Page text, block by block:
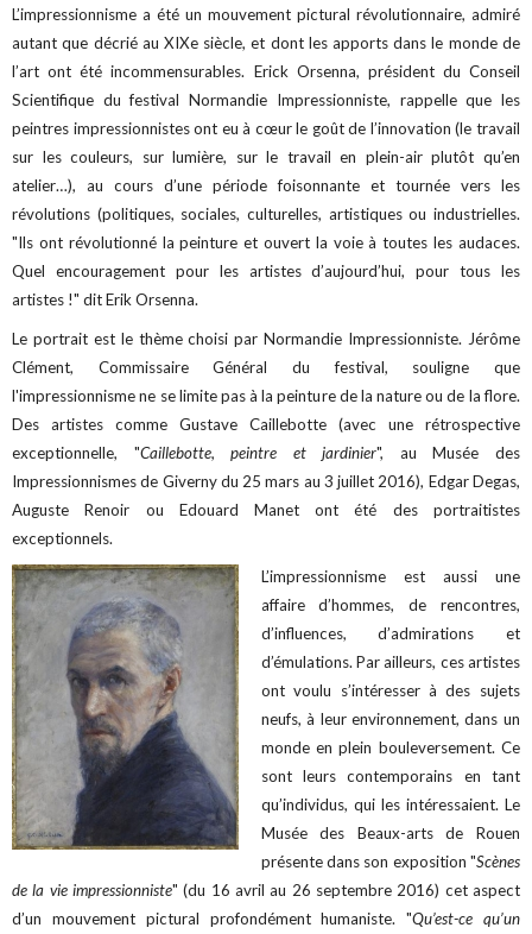
L’impressionnisme a été un mouvement pictural révolutionnaire, admiré
autant que décrié au XIXe siècle, et dont les apports dans le monde de
l’art ont été incommensurables. Erick Orsenna, président du Conseil
Scientifique du festival Normandie Impressionniste, rappelle que les
peintres impressionnistes ont eu à cœur le goût de l’innovation (le travail
sur les couleurs, sur lumière, sur le travail en plein-air plutôt qu’en
atelier…), au cours d’une période foisonnante et tournée vers les
révolutions (politiques, sociales, culturelles, artistiques ou industrielles.
"Ils ont révolutionné la peinture et ouvert la voie à toutes les audaces.
Quel encouragement pour les artistes d’aujourd’hui, pour tous les
artistes !" dit Erik Orsenna.
Le portrait est le thème choisi par Normandie Impressionniste. Jérôme
Clément, Commissaire Général du festival, souligne que
l'impressionnisme ne se limite pas à la peinture de la nature ou de la flore.
Des artistes comme Gustave Caillebotte (avec une rétrospective
exceptionnelle, "Caillebotte, peintre et jardinier", au Musée des
Impressionnismes de Giverny du 25 mars au 3 juillet 2016), Edgar Degas,
Auguste Renoir ou Edouard Manet ont été des portraitistes
exceptionnels.
L’impressionnisme est aussi une
affaire d’hommes, de rencontres,
d’influences, d’admirations et
d’émulations. Par ailleurs, ces artistes
ont voulu s’intéresser à des sujets
neufs, à leur environnement, dans un
monde en plein bouleversement. Ce
sont leurs contemporains en tant
qu’individus, qui les intéressaient. Le
Musée des Beaux-arts de Rouen
présente dans son exposition "Scènes
de la vie impressionniste" (du 16 avril au 26 septembre 2016) cet aspect
d’un mouvement pictural profondément humaniste. "Qu’est-ce qu’un